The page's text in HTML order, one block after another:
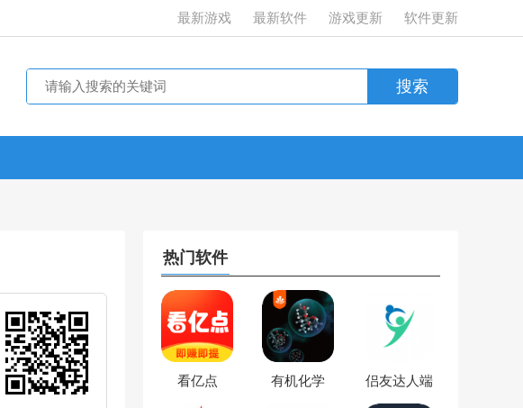
最新游戏 最新软件 游戏更新 软件更新
热门软件
看亿点 有机化学 侣友达人端